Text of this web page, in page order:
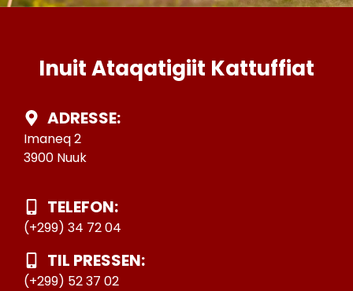
Inuit Ataqatigiit Kattuffiat
ADRESSE:
Imaneq 2
3900 Nuuk
TELEFON:
(+299) 34 72 04
TIL PRESSEN:
(+299) 52 37 02